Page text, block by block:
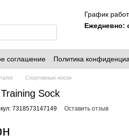
График
Ежедневно:
соглашение
Политика
Спортивные носки
Sock
7318573147149 Оставить отзыв